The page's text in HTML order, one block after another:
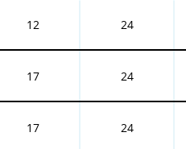
12 24
17 24
17 24